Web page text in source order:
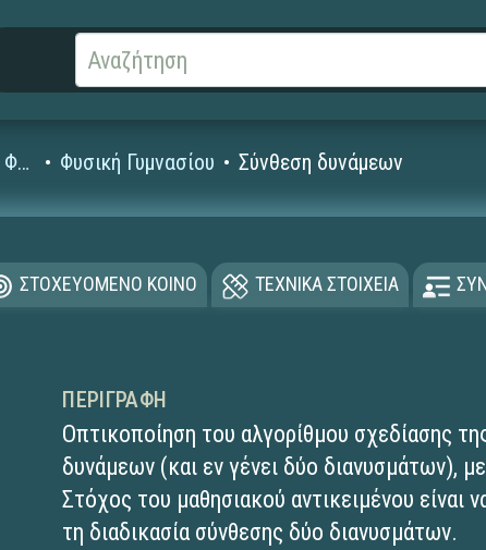
Φυσικές Επιστήμες - Φυσική Φυσική Γυμνασίου Σύνθεση δυνάμεων
ΣΤΟΧΕΥΟΜΕΝΟ ΚΟΙΝΟ ΤΕΧΝΙΚΑ ΣΤΟΙΧΕΙΑ
ΠΕΡΙΓΡΑΦΉ
Οπτικοποίηση του αλγορίθμου σχεδίασης
δυνάμεων (και εν γένει δύο διανυσμάτων),
Στόχος του μαθησιακού αντικειμένου είναι
τη διαδικασία σύνθεσης δύο διανυσμάτων.